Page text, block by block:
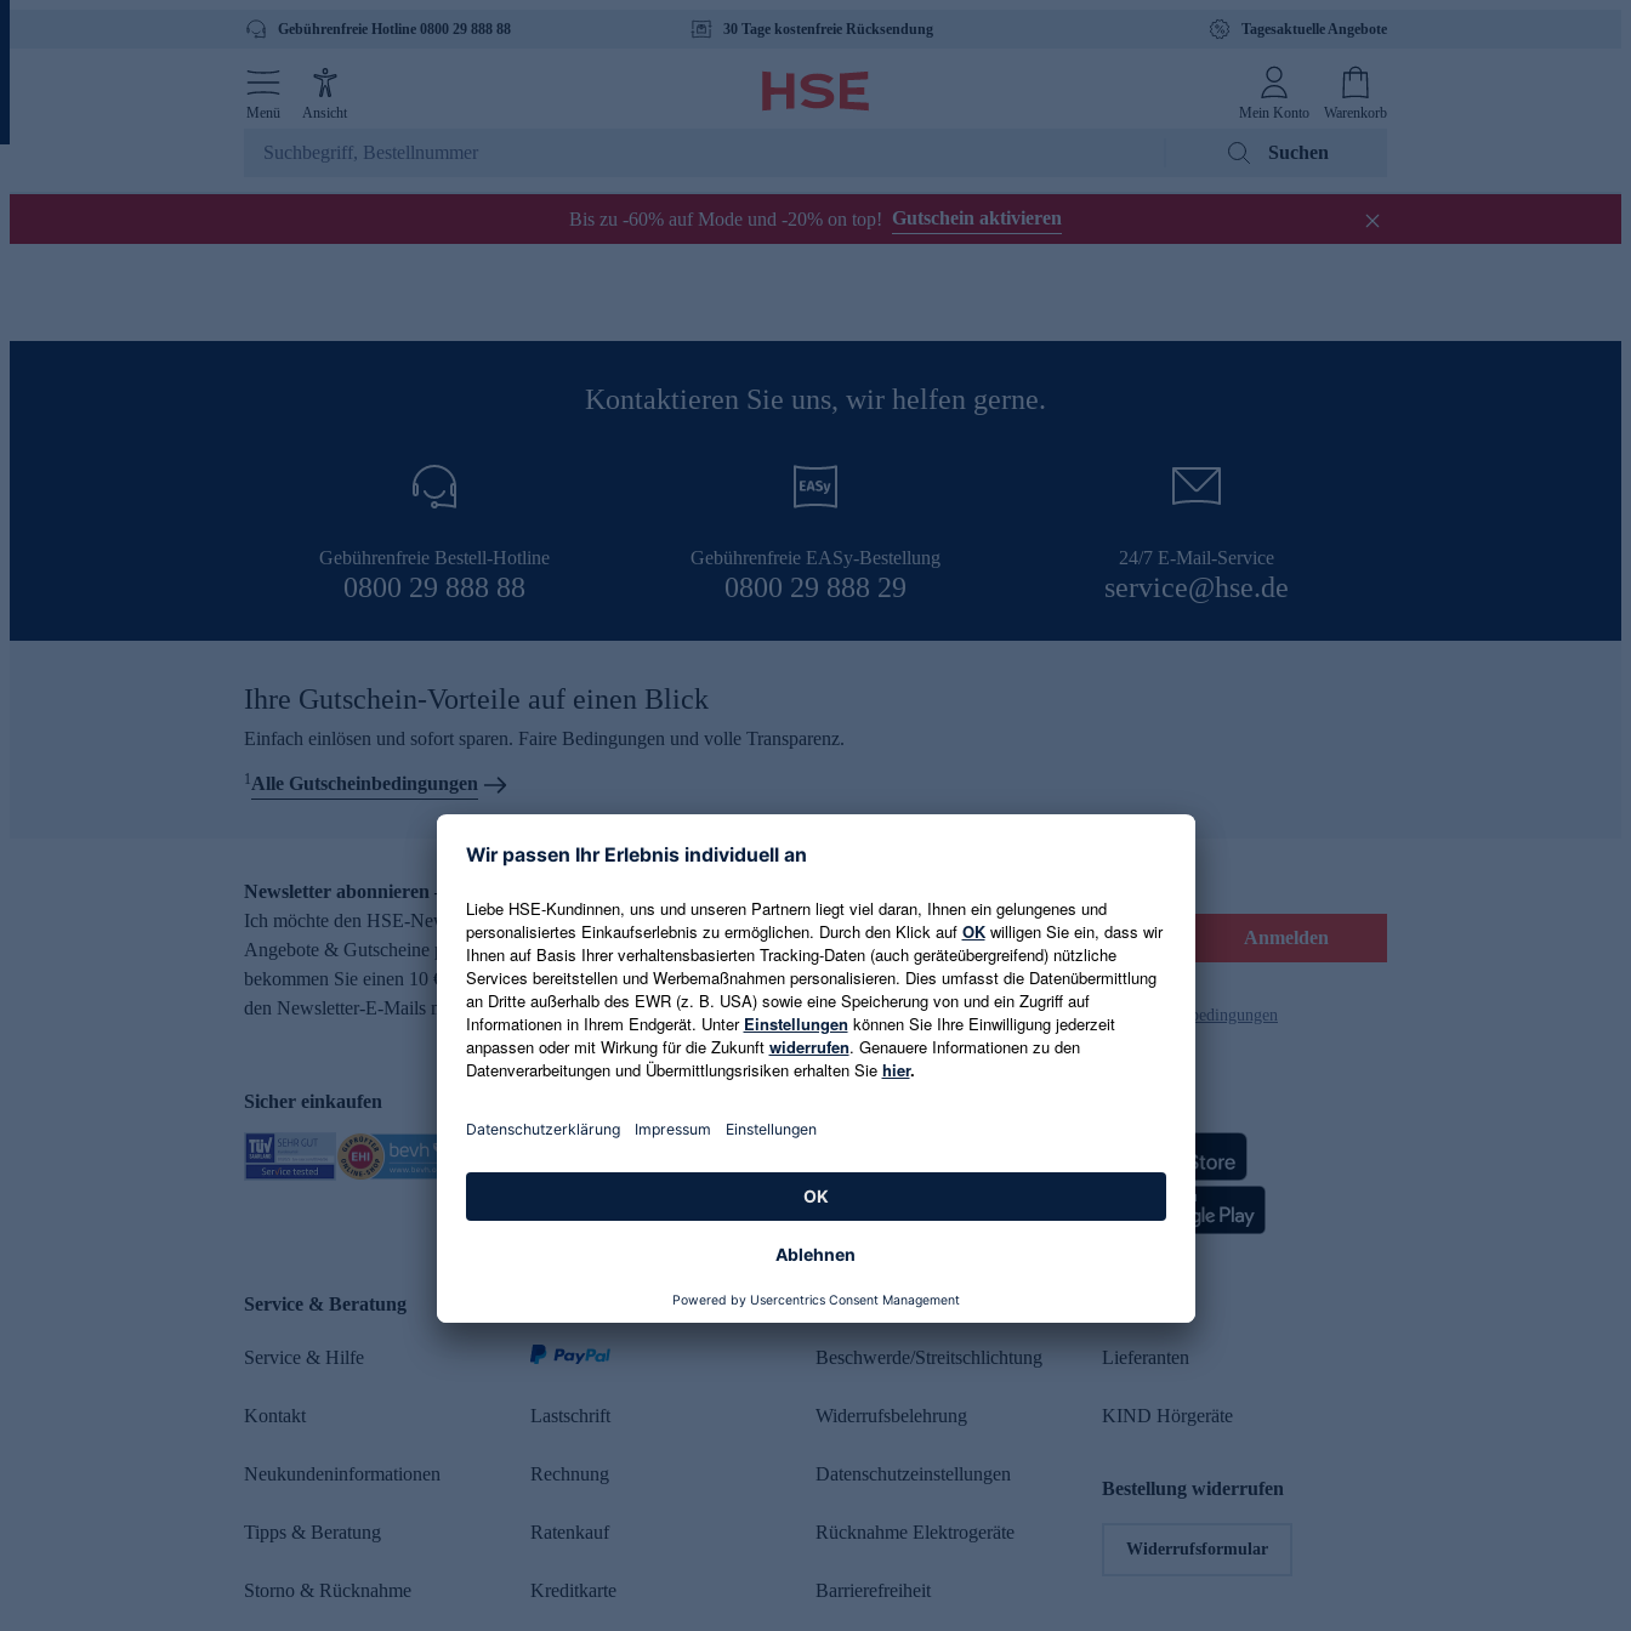
Gebührenfreie Hotline 0800 29 888 88 30 Tage kostenfreie Rücksendung Tagesaktuelle Angebote
Menü Ansicht Mein Konto Warenkorb
Suchen
Bis zu -60% auf Mode und -20% on top! Gutschein aktivieren
Kontaktieren Sie uns, wir helfen gerne.
Gebührenfreie Bestell-Hotline
0800 29 888 88
Gebührenfreie EASy-Bestellung
0800 29 888 29
24/7 E-Mail-Service
service@hse.de
Ihre Gutschein-Vorteile auf einen Blick
Einfach einlösen und sofort sparen. Faire Bedingungen und volle Transparenz.
1Alle Gutscheinbedingungen
Newsletter abonnieren – 10 € Gutschein erhalten
Ich möchte den HSE-Newsletter abonnieren und aktuelle Trends,
Angebote & Gutscheine per E-Mail erhalten. Als Dankeschön
bekommen Sie einen 10 € Gutschein. Eine Abmeldung ist jederzeit in
den Newsletter-E-Mails möglich.
E-Mail-Adresse eingeben Anmelden
Es gelten die Datenschutzrichtlinien und die Gutscheinbedingungen
Sicher einkaufen
Service & Beratung
Service & Hilfe
Kontakt
Neukundeninformationen
Tipps & Beratung
Storno & Rücknahme
Lastschrift
Rechnung
Ratenkauf
Kreditkarte
Rechtliches
Beschwerde/Streitschlichtung
Widerrufsbelehrung
Datenschutzeinstellungen
Rücknahme Elektrogeräte
Barrierefreiheit
Lieferanten
KIND Hörgeräte
Bestellung widerrufen
Widerrufsformular